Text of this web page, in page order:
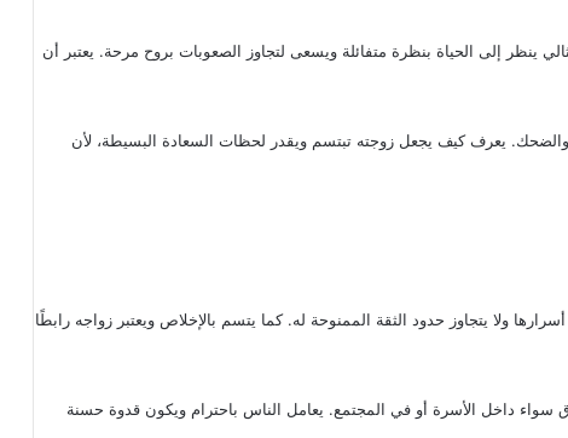
ينظر إلى الحياة بنظرة متفائلة ويسعى لتجاوز الصعوبات بروح مرحة. يعتبر أن
يعرف كيف يجعل زوجته تبتسم ويقدر لحظات السعادة البسيطة، لأن
ولا يتجاوز حدود الثقة الممنوحة له. كما يتسم بالإخلاص ويعتبر زواجه رابطًا
سواء داخل الأسرة أو في المجتمع. يعامل الناس باحترام ويكون قدوة حسنة